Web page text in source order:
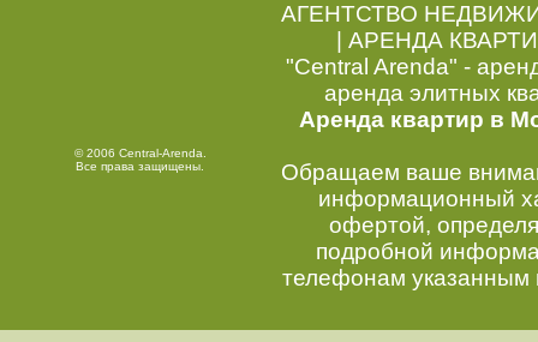
© 2006 Central-Arenda.
Все права защищены.
АГЕНТСТВО
|АРЕНДА
"Central Arenda" -
аренда элитных
Аренда квартир в
Обращаем ваше
информационный
офертой,
подробной
телефонам указанным